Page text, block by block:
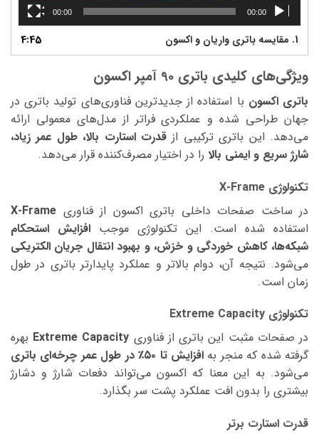
00:00
00:00
1. مقایسه باتری واریان و اکسون 4:45
ویژگی‌های کلیدی باتری 90 آمپر اکسون
باتری اکسون با استفاده از جدیدترین فناوری‌های تولید باتری در
جهان طراحی شده و عملکردی فراتر از مدل‌های معمولی ارائه
می‌دهد. این باتری ترکیبی از قدرت استارت بالا، طول عمر زیاد،
شارژ سریع و ایمنی بالا را در اختیار مصرف‌کننده قرار می‌دهد.
تکنولوژی X-Frame
در ساخت صفحات داخلی باتری اکسون از فناوری X-Frame
استفاده شده است. این تکنولوژی موجب افزایش استحکام
شبکه‌ها، کاهش خوردگی و خزش، و بهبود انتقال جریان الکتریکی
می‌شود. نتیجه آن، دوام بالاتر و عملکرد پایدارتر باتری در طول
زمان است.
تکنولوژی Extreme Capacity
در صفحات مثبت این باتری از فناوری Extreme Capacity بهره
گرفته شده که منجر بهافزایش تا ۵۰٪ در طول عمر چرخه‌ای باتری
می‌شود. به این معنا که اکسون می‌تواند دفعات شارژ و دشارژ
بیشتری را بدون افت عملکرد پشت سر بگذارد.
قدرت استارت برتر